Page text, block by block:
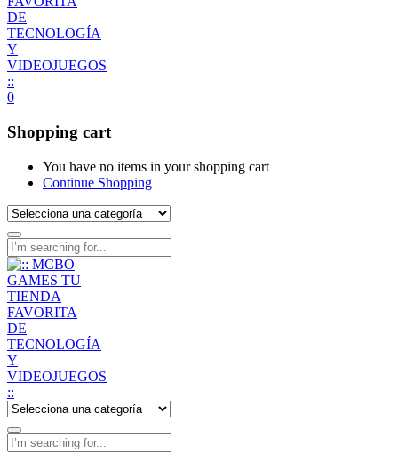
0
Shopping cart
You have no items in your shopping cart
Continue Shopping